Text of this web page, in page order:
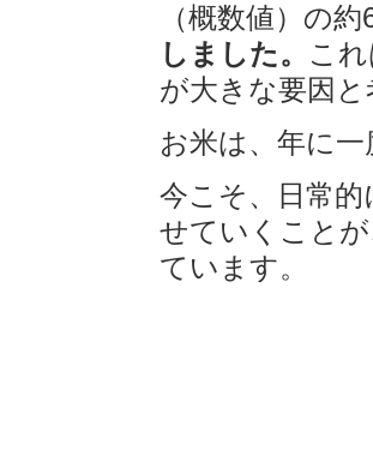
（概数値）の
しました。
こ
が大きな要因
お米は、年に
今こそ、日常
せていくこと
ています。